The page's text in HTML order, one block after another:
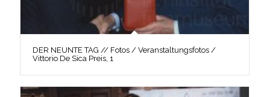
DER NEUNTE TAG // Fotos / Veranstaltungsfotos /
Vittorio De Sica Preis, 1